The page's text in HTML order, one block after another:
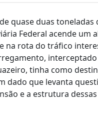
quase duas toneladas
Federal acende um
na rota do tráfico
tinha como
dado que levanta
e a estrutura